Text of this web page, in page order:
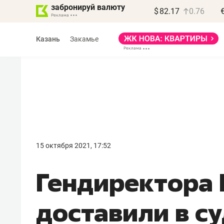
забронируй валюту $ 82.17 0.76
Казань Закамье
15 октября 2021, 17:52
доставили в
правил, бизнес может
потерять минимум